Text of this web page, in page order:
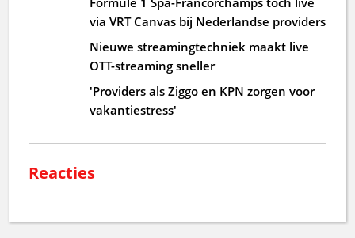
via VRT Canvas bij Nederlandse providers
Nieuwe streamingtechniek maakt live
OTT-streaming sneller
'Providers als Ziggo en KPN zorgen voor
vakantiestress'
Reacties